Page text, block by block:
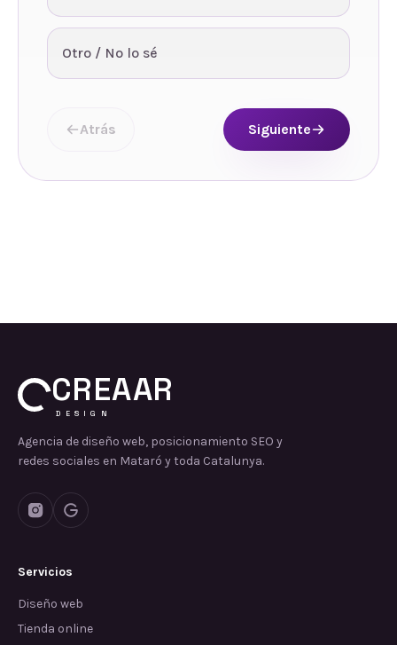
Otro / No lo sé
Atrás Siguiente
CREAAR
DESIGN
Agencia de diseño web, posicionamiento SEO y
redes sociales en Mataró y toda Catalunya.
Servicios
Diseño web
Tienda online